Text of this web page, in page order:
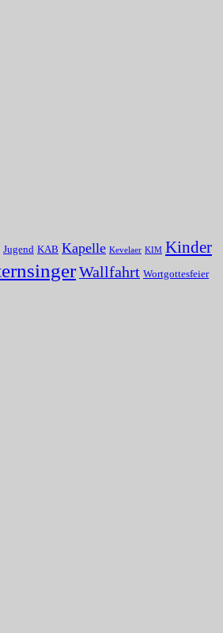
Jugend KAB Kapelle Kevelaer KIM Kinder
Wallfahrt Wortgottesfeier